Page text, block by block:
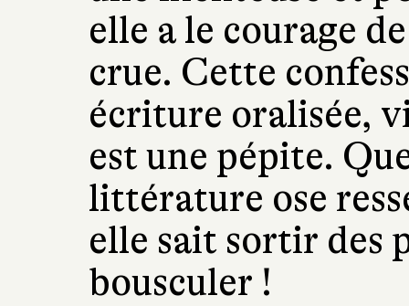
elle a le courage
crue. Cette
écriture oralisée,
est une pépite.
littérature ose
elle sait sortir des
bousculer !